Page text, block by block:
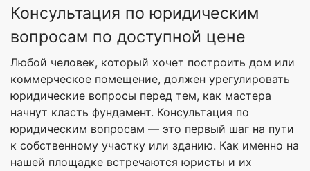
Консультация по юридическим
вопросам по доступной цене
Любой человек, который хочет построить дом или
коммерческое помещение, должен урегулировать
юридические вопросы перед тем, как мастера
начнут класть фундамент. Консультация по
юридическим вопросам — это первый шаг на пути
к собственному участку или зданию. Как именно на
нашей площадке встречаются юристы и их